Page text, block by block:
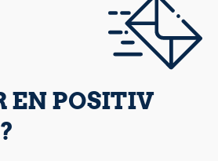
EN POSITIV